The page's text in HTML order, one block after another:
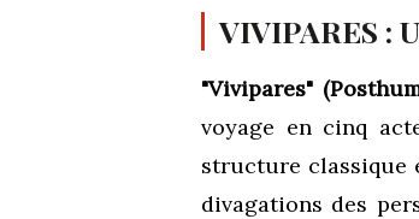
VIVIPARES :
"Vivipares"
voyage en cinq
structure classique
divagations des